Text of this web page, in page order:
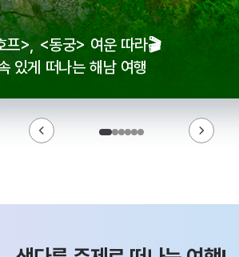
프>, <동궁> 여운 따라🎬
있게 떠나는 해남 여행
로컬 감성 수집!
전국 로컬 기념